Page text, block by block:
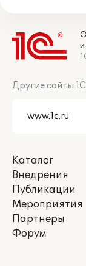
и
Другие сайты 1С
Каталог
Внедрения
Публикации
Мероприятия
Партнеры
Форум